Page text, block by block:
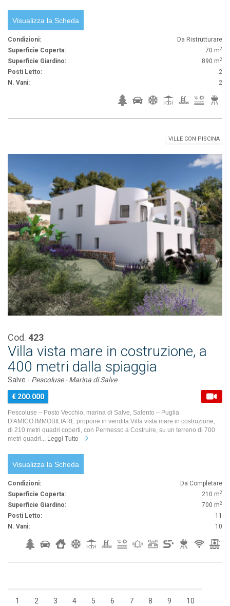
Visualizza la Scheda
Condizioni:
Da Ristrutturare
Superficie Coperta:
70 m2
Superficie Giardino: 890 m2
Posti Letto:
2
N. Vani:
2
VILLE CON PISCINA
Cod. 423
Villa vista mare in costruzione, a
400 metri dalla spiaggia
Salve - Pescoluse - Marina di Salve
€ 200.000
Pescoluse – Posto Vecchio, marina di Salve, Salento – Puglia
D'AMICO IMMOBILIARE propone in vendita Villa vista mare in costruzione,
di 210 metri quadri coperti, con Permesso a Costruire, su un terreno di 700
metri quadri... Leggi Tutto
Visualizza la Scheda
Condizioni:
Da Completare
Superficie Coperta:
210 m2
Superficie Giardino: 700 m2
Posti Letto:
11
N. Vani:
10
1 2 3 4 5 6 7 8 9 10